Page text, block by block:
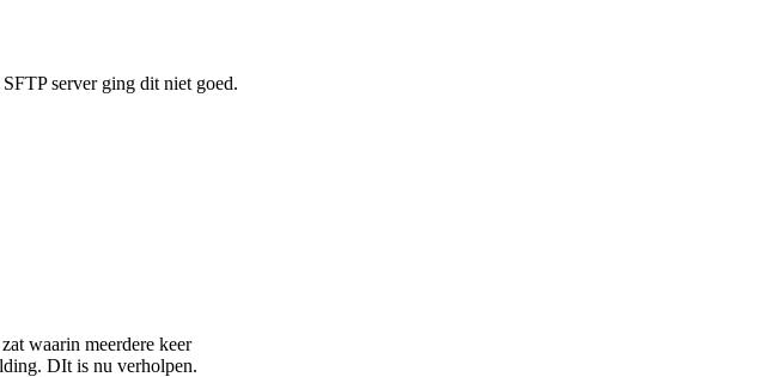
server ging dit niet goed.
waarin meerdere keer
DIt is nu verholpen.